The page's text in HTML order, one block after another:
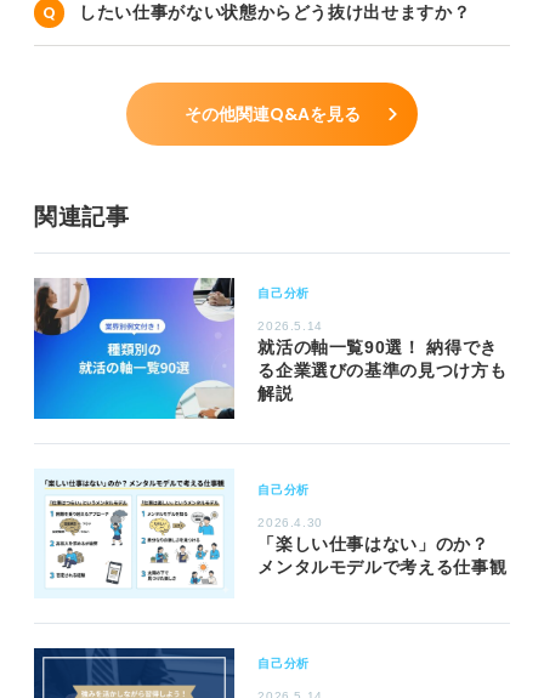
したい仕事がない状態からどう抜け出せますか？
その他関連Q&Aを見る
関連記事
自己分析
2026.5.14
就活の軸一覧90選！ 納得でき
る企業選びの基準の見つけ方も
解説
自己分析
2026.4.30
「楽しい仕事はない」のか？
メンタルモデルで考える仕事観
自己分析